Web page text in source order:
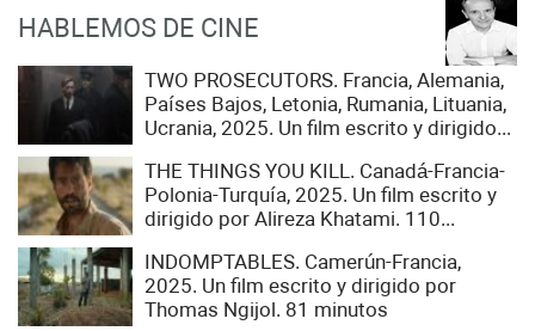
HABLEMOS DE CINE
TWO PROSECUTORS. Francia, Alemania,
Países Bajos, Letonia, Rumania, Lituania,
Ucrania, 2025. Un film escrito y dirigido...
THE THINGS YOU KILL. Canadá-Francia-
Polonia-Turquía, 2025. Un film escrito y
dirigido por Alireza Khatami. 110...
INDOMPTABLES. Camerún-Francia,
2025. Un film escrito y dirigido por
Thomas Ngijol. 81 minutos